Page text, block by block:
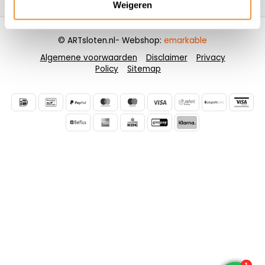
Weigeren
Algemene voorwaarden Disclaimer
Privacy
Policy
Sitemap
© ARTsloten.nl- Webshop: emarkable